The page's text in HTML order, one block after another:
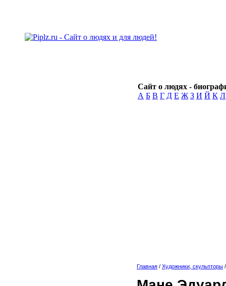
Сайт о людях -
А Б В Г Д Е Ж З И Й К Л
Главная / Художники, скульпторы